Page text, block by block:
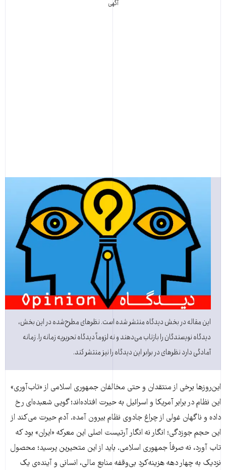
آگهی
این مقاله در بخش دیدگاه منتشر شده است. نظرهای مطرح‌شده در این بخش،
دیدگاه نویسندگان را بازتاب می‌دهند و نه لزوماً دیدگاه تحریریه زمانه را. زمانه
آمادگی دارد نظرهای در برابر این دیدگاه را نیز منتشر کند.
این‌روزها برخی از منتقدان و حتی مخالفان جمهوری اسلامی از «تاب‌آوری»
این نظام در برابر آمریکا و اسرائیل به حیرت افتاده‌اند؛ گویی شعبده‌ای رخ
داده و ناگهان غولی از چراغ جادوی نظام بیرون آمده. آدم حیرت می‌کند از
این حجم جوزدگی؛ انگار نه انگار آرتیست اصلی این معرکه «ایران» بود که
تاب آورد، نه صرفاً جمهوری اسلامی. باید از این متحیرین پرسید؛ محصول
نزدیک به چهار دهه هزینه‌کردِ بی‌وقفه منابع مالی، انسانی و آینده‌ی یک